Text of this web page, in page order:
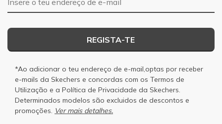
REGISTA-TE
*Ao adicionar o teu endereço de e-mail,optas por receber
e-mails da Skechers e concordas com os Termos de
Utilização e a Política de Privacidade da Skechers.
Determinados modelos são excluidos de descontos e
promoções. Ver mais detalhes.